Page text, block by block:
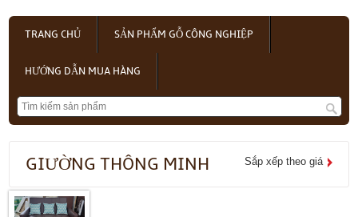
TRANG CHỦ SẢN PHẨM GỖ CÔNG NGHIỆP
HƯỚNG DẪN MUA HÀNG
GIƯỜNG THÔNG MINH Sắp xếp theo giá